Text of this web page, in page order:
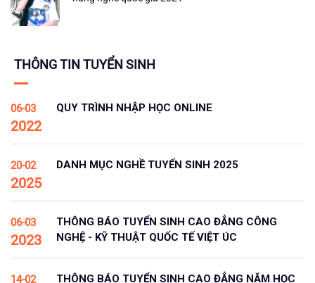
THÔNG TIN TUYỂN SINH
06-03
2022
QUY TRÌNH NHẬP HỌC ONLINE
20-02
2025
DANH MỤC NGHỀ TUYỂN SINH 2025
06-03
2023
THÔNG BÁO TUYỂN SINH CAO ĐẲNG CÔNG
NGHỆ - KỸ THUẬT QUỐC TẾ VIỆT ÚC
14-02
THÔNG BÁO TUYỂN SINH CAO ĐẲNG NĂM HỌC